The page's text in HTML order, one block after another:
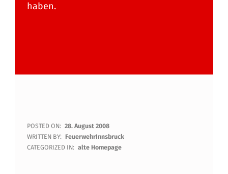
haben.
"
A
POSTED ON: 28. August 2008
WRITTEN BY: FeuerwehrInnsbruck
CATEGORIZED IN: alte Homepage